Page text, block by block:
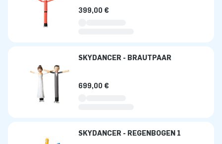
399,00 €
SKYDANCER - BRAUTPAAR
699,00 €
SKYDANCER - REGENBOGEN 1